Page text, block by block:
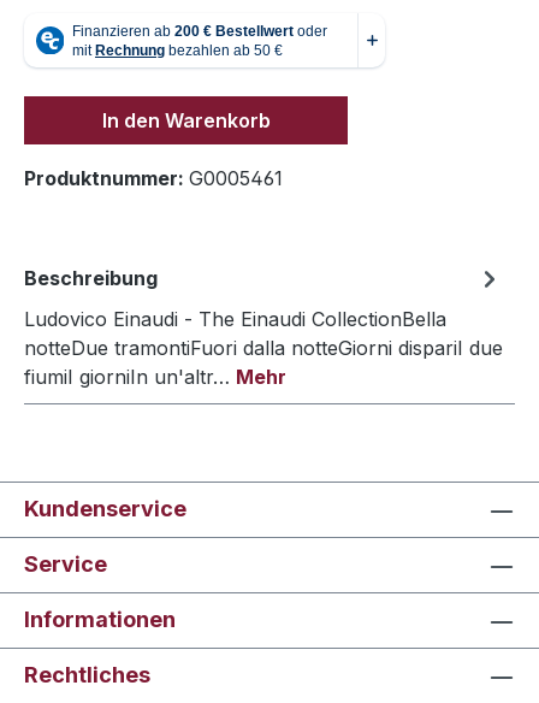
In den Warenkorb
Produktnummer: G0005461
Beschreibung
Ludovico Einaudi - The Einaudi CollectionBella
notteDue tramontiFuori dalla notteGiorni dispariI due
fiumiI giorniIn un'altr… Mehr
Kundenservice
Service
Informationen
Rechtliches